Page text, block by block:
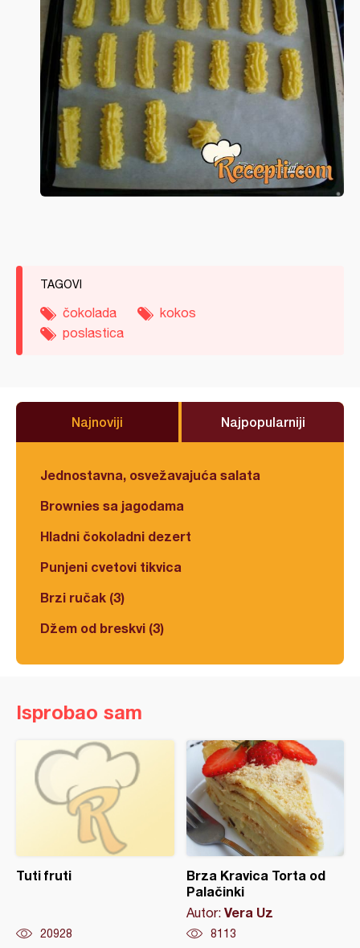
TAGOVI
čokolada
kokos
poslastica
Najnoviji Najpopularniji
Jednostavna, osvežavajuća salata
Brownies sa jagodama
Hladni čokoladni dezert
Punjeni cvetovi tikvica
Brzi ručak (3)
Džem od breskvi (3)
Isprobao sam
Tuti fruti
20928
Brza Kravica Torta od
Palačinki
Autor: Vera Uz
8113